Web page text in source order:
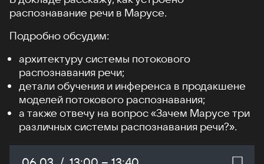
распознавание речи в Марусе.
Подробно обсудим:
архитектуру системы потокового
распознавания речи;
детали обучения и инференса в продакшене
моделей потокового распознавания;
а также отвечу на вопрос «Зачем Марусе три
различных системы распознавания речи?».